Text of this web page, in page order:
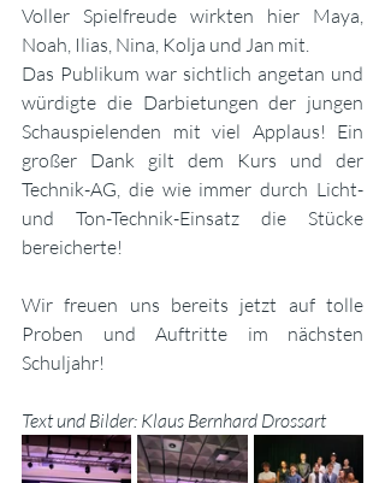
Voller Spielfreude wirkten hier Maya,
Noah, Ilias, Nina, Kolja und Jan mit.
Das Publikum war sichtlich angetan und
würdigte die Darbietungen der jungen
Schauspielenden mit viel Applaus! Ein
großer Dank gilt dem Kurs und der
Technik-AG, die wie immer durch Licht-
und Ton-Technik-Einsatz die Stücke
bereicherte!
Wir freuen uns bereits jetzt auf tolle
Proben und Auftritte im nächsten
Schuljahr!
Text und Bilder: Klaus Bernhard Drossart